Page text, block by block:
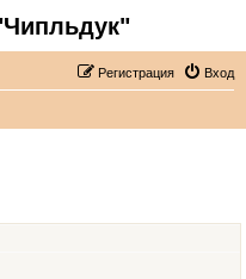
Вход
Регистрация